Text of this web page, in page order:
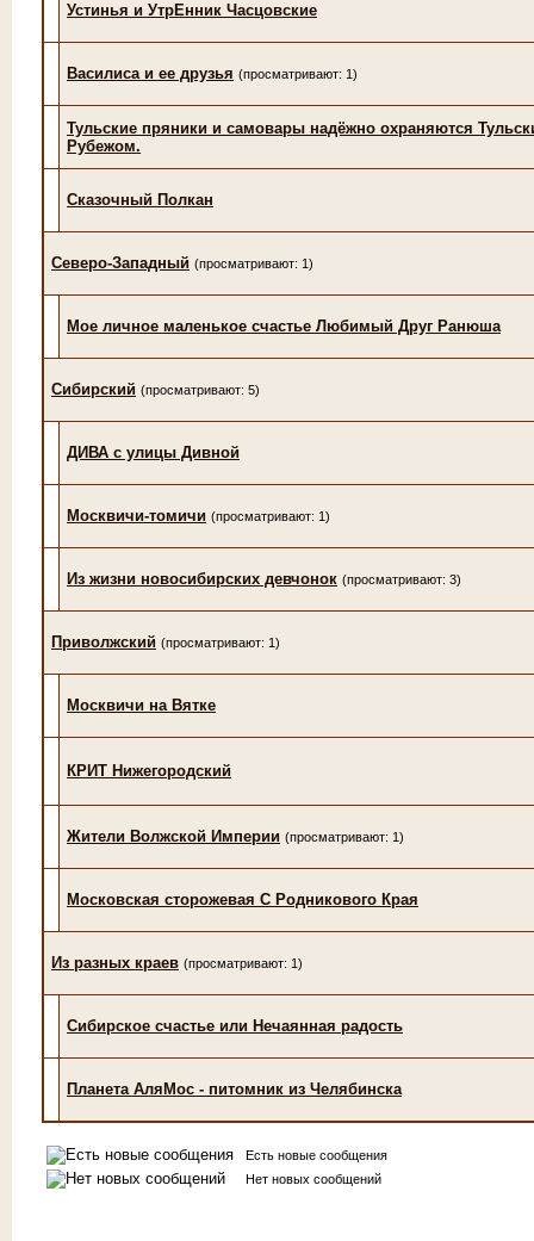
Устинья и УтрЕнник Часцовские
Василиса и ее друзья (просматривают: 1)
Тульские пряники и самовары надёжно охраняются
Рубежом.
Сказочный Полкан
Северо-Западный (просматривают: 1)
Мое личное маленькое счастье Любимый Друг Ранюша
Сибирский (просматривают: 5)
ДИВА с улицы Дивной
Москвичи-томичи (просматривают: 1)
Из жизни новосибирских девчонок (просматривают: 3)
Приволжский (просматривают: 1)
Москвичи на Вятке
КРИТ Нижегородский
Жители Волжской Империи (просматривают: 1)
Московская сторожевая С Родникового Края
Из разных краев (просматривают: 1)
Сибирское счастье или Нечаянная радость
Планета АляМос - питомник из Челябинска
Есть новые сообщения
Нет новых сообщений